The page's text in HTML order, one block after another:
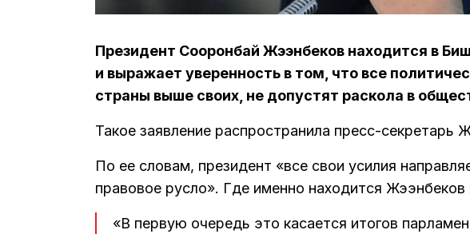
Президент Сооронбай Жээнбеков находится в
и выражает уверенность в том, что все
страны выше своих, не допустят раскола в
Такое заявление распространила пресс-секретарь
По ее словам, президент «все свои усилия
правовое русло». Где именно находится Жээнбеков
«В первую очередь это касается итогов